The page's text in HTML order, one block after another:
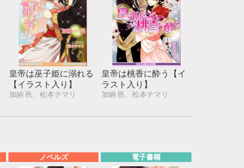
皇帝は巫子姫に溺れる
【イラスト入り】
加納 邑、松本テマリ
皇帝は桃香に酔う【イ
ラスト入り】
加納 邑、松本テマリ
ノベルズ 電子書籍